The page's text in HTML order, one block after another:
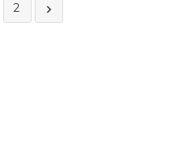
2 